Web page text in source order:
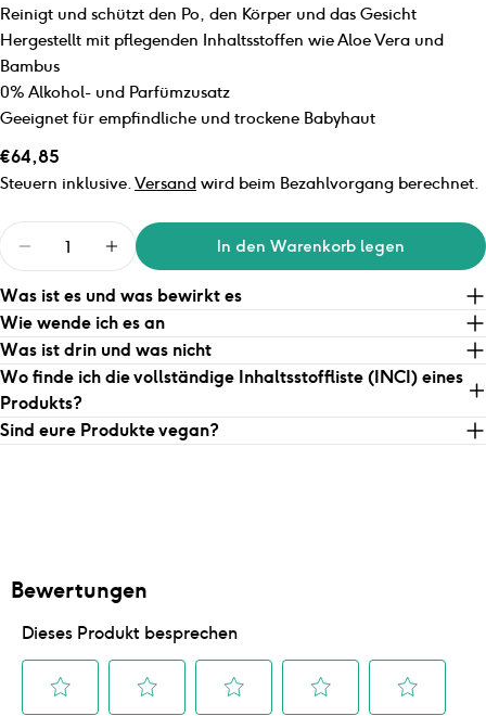
Reinigt und schützt den Po, den Körper und das Gesicht
Hergestellt mit pflegenden Inhaltsstoffen wie Aloe Vera und
Bambus
0% Alkohol- und Parfümzusatz
Geeignet für empfindliche und trockene Babyhaut
Regulärer
Preis
€64,85
Steuern inklusive.Versand wird beim Bezahlvorgang berechnet.
In den Warenkorb legen
Was ist es und was bewirkt es
Wie wende ich es an
Was ist drin und was nicht
Wo finde ich die vollständige Inhaltsstoffliste (INCI) eines
Produkts?
Sind eure Produkte vegan?